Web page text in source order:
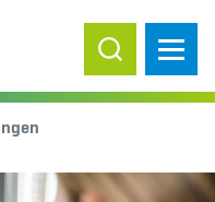
Suche ein-/